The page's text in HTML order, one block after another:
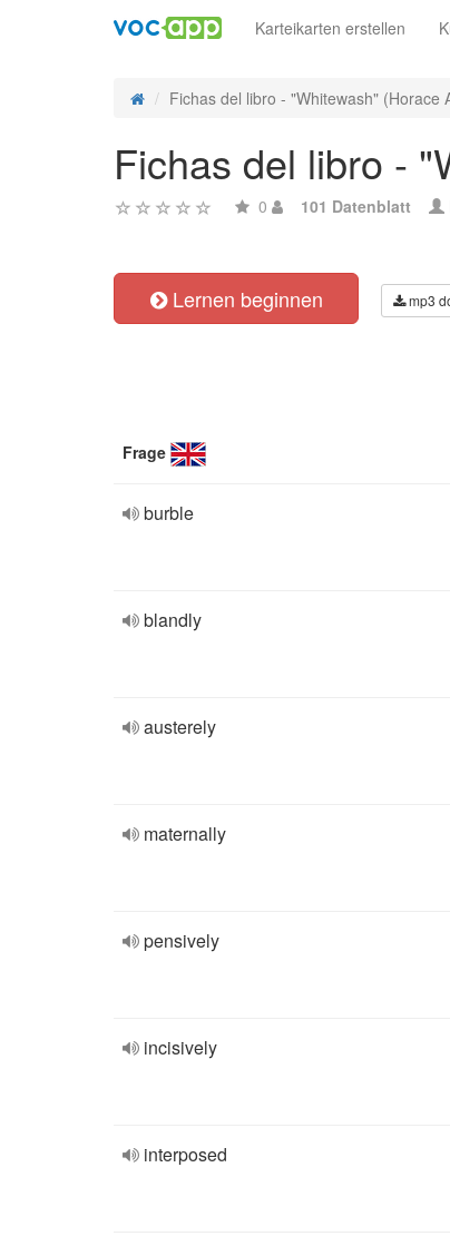
Karteikarten erstellen
Fichas del libro - "Whitewash" (Horace
Fichas del libro -
0 101 Datenblatt
Lernen beginnen mp3
Frage
burble
blandly
austerely
maternally
pensively
incisively
interposed